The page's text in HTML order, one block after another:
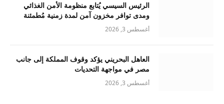
الرئيس السيسي يُتابع منظومة الأمن الغذائي
ومدى توافر مخزون آمن لمدة زمنية مُطمئنة
أغسطس 3, 2026
العاهل البحريني يؤكد وقوف المملكة إلى جانب
مصر في مواجهة التحديات
أغسطس 3, 2026